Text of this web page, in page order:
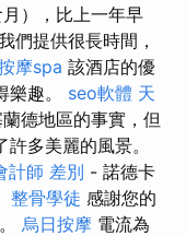
），比上一年早
們提供很長時間，
摩spa 該酒店的優
樂趣。 seo軟體 天
德地區的事實，但
多美麗的風景。
計師 差別 - 諾德卡
整骨學徒 感謝您的
烏日按摩 電流為